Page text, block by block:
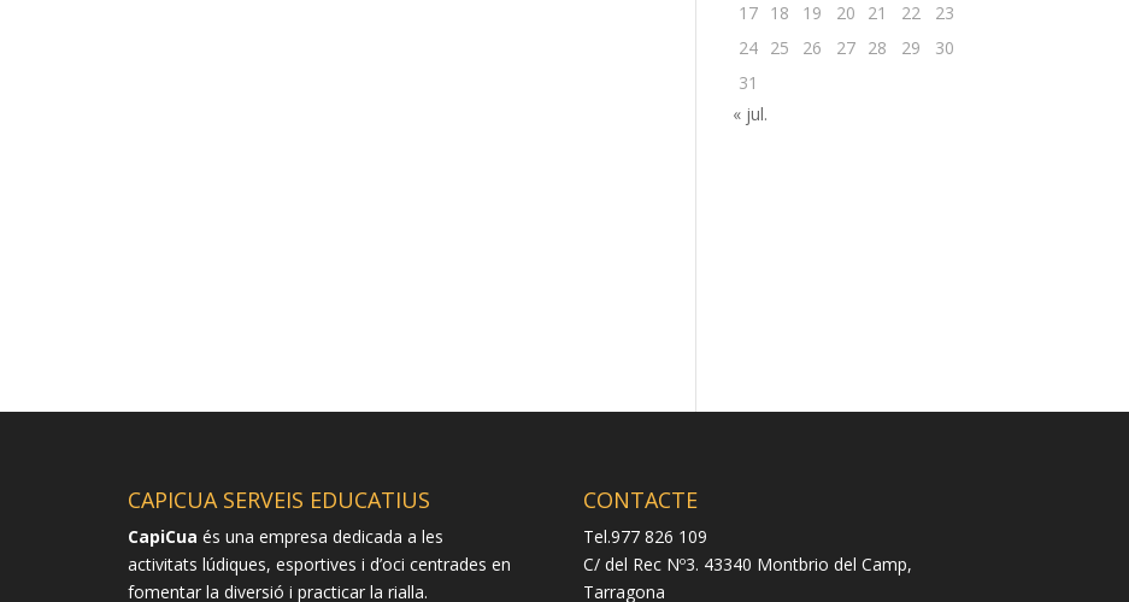
17 18 19 20 21 22
23
24 25 26 27 28 29
30
31
« jul.
CAPICUA SERVEIS EDUCATIUS
CapiCua és una empresa dedicada a les
activitats lúdiques, esportives i d’oci centrades en
fomentar la diversió i practicar la rialla.
CONTACTE
Tel.977 826 109
C/ del Rec Nº3. 43340 Montbrio del Camp,
Tarragona